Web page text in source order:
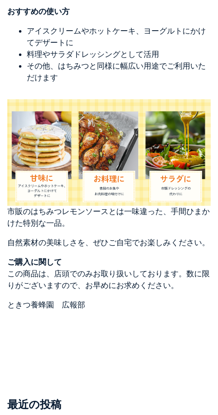
おすすめの使い方
アイスクリームやホットケーキ、ヨーグルトにかけ
てデザートに
料理やサラダドレッシングとして活用
その他、はちみつと同様に幅広い用途でご利用いた
だけます
市販のはちみつレモンソースとは一味違った、手間ひまか
けた特別な一品。
自然素材の美味しさを、ぜひご自宅でお楽しみください。
ご購入に関して
この商品は、店頭でのみお取り扱いしております。数に限
りがございますので、お早めにお求めください。
ときつ養蜂園 広報部
最近の投稿